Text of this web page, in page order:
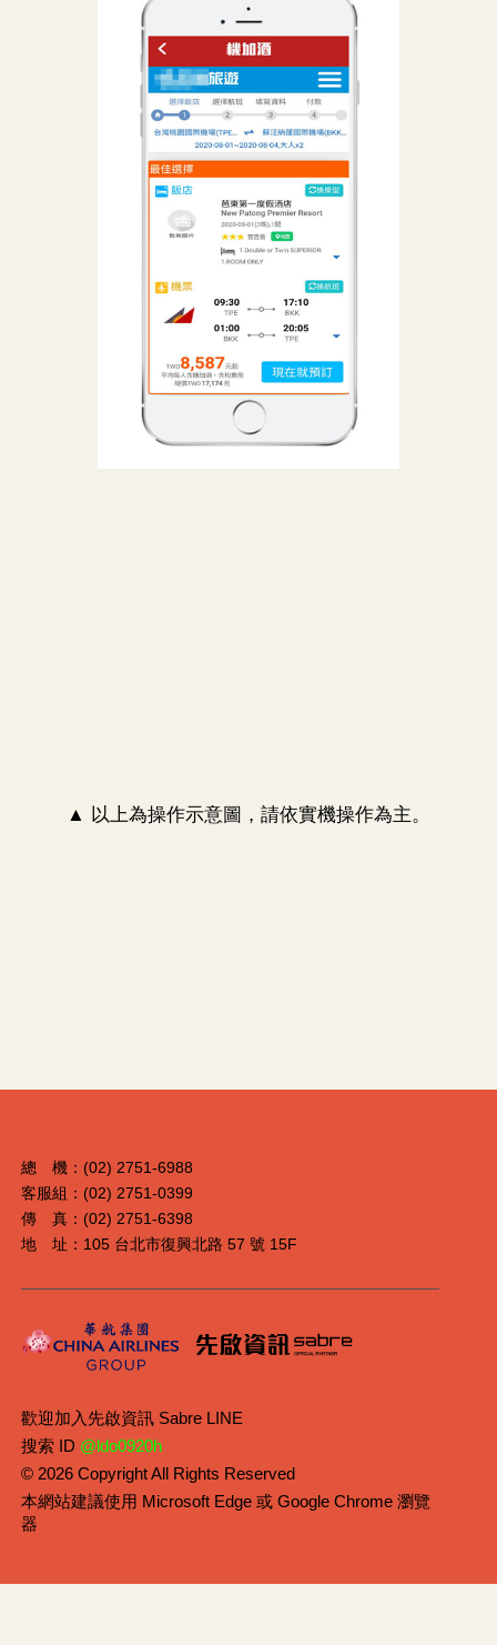
▲ 以上為操作示意圖，請依實機操作為主。
總 機：(02) 2751-6988
客服組：(02) 2751-0399
傳 真：(02) 2751-6398
地 址：105 台北市復興北路 57 號 15F
歡迎加入先啟資訊 Sabre LINE
搜索 ID @ldo0920h
© 2026 Copyright All Rights Reserved
本網站建議使用 Microsoft Edge 或 Google Chrome 瀏覽
器